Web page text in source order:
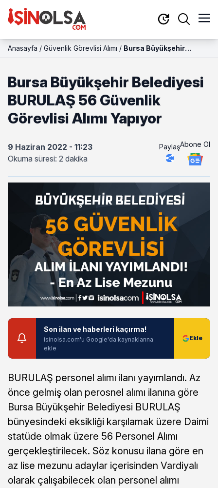
Anasayfa / Güvenlik Görevlisi Alımı / Bursa Büyükşehir
Yapıyor
Bursa Büyükşehir Belediyesi
BURULAŞ 56 Güvenlik
Görevlisi Alımı Yapıyor
9 Haziran 2022 - 11:23
Okuma süresi: 2 dakika
PaylaşAbone Ol
Son ilan ve haberleri kaçırma!
isinolsa.com'u Google'da kaynaklarına
ekle
BURULAŞ personel alımı ilanı yayımlandı. Az
önce gelmiş olan perosnel alımı ilanına göre
Bursa Büyükşehir Belediyesi BURULAŞ
bünyesindeki eksikliği karşılamak üzere Daimi
statüde olmak üzere 56 Personel Alımı
gerçekleştirilecek. Söz konusu ilana göre en
az lise mezunu adaylar içerisinden Vardiyalı
olarak çalışabilecek olan personel alımı